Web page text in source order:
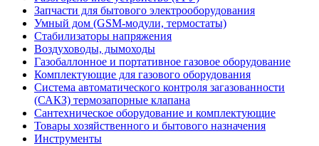
Запчасти для бытового электрооборудования
Умный дом (GSM-модули, термостаты)
Cтабилизаторы напряжения
Воздуховоды, дымоходы
Газобаллонное и портативное газовое оборудование
Комплектующие для газового оборудования
Система автоматического контроля загазованности
(САКЗ) термозапорные клапана
Сантехническое оборудование и комплектующие
Товары хозяйственного и бытового назначения
Инструменты